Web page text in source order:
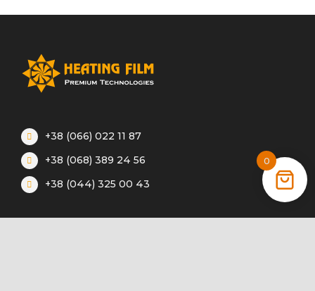
+38 (066) 022 11 87
+38 (068) 389 24 56
+38 (044) 325 00 43
0